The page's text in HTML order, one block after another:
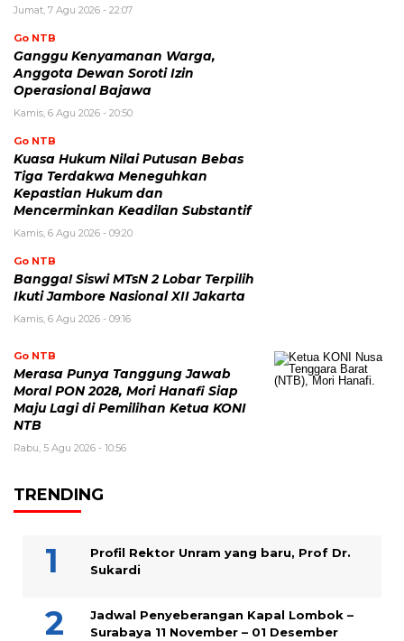
Jumat, 7 Agu 2026 - 22:07
Go NTB
Ganggu Kenyamanan Warga,
Anggota Dewan Soroti Izin
Operasional Bajawa
Kamis, 6 Agu 2026 - 20:50
Go NTB
Kuasa Hukum Nilai Putusan Bebas
Tiga Terdakwa Meneguhkan
Kepastian Hukum dan
Mencerminkan Keadilan Substantif
Kamis, 6 Agu 2026 - 09:20
Go NTB
Bangga! Siswi MTsN 2 Lobar Terpilih
Ikuti Jambore Nasional XII Jakarta
Kamis, 6 Agu 2026 - 09:16
Go NTB
Merasa Punya Tanggung Jawab
Moral PON 2028, Mori Hanafi Siap
Maju Lagi di Pemilihan Ketua KONI
NTB
Rabu, 5 Agu 2026 - 10:56
TRENDING
Profil Rektor Unram yang baru, Prof Dr.
Sukardi
Jadwal Penyeberangan Kapal Lombok –
Surabaya 11 November – 01 Desember